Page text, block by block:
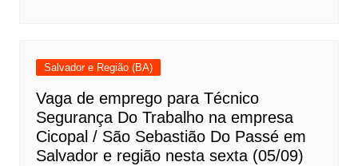
Salvador e Região (BA)
Vaga de emprego para Técnico
Segurança Do Trabalho na empresa
Cicopal / São Sebastião Do Passé em
Salvador e região nesta sexta (05/09)